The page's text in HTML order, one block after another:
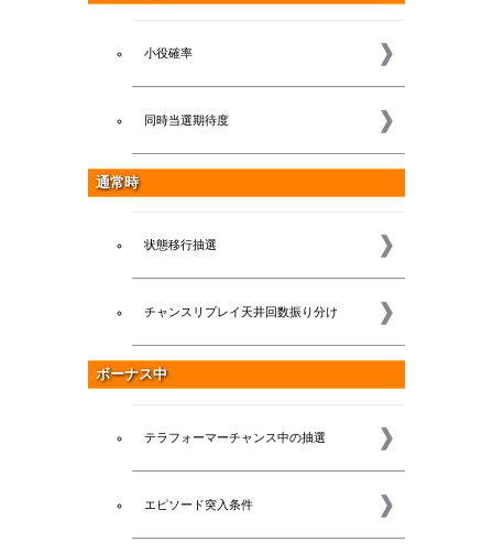
小役確率
同時当選期待度
通常時
状態移行抽選
チャンスリプレイ天井回数振り分け
ボーナス中
テラフォーマーチャンス中の抽選
エピソード突入条件